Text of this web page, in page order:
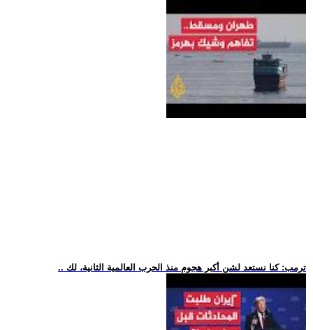
.. ترمب: كنا نستعد لشن أكبر هجوم منذ الحرب العالمية الثانية، لك